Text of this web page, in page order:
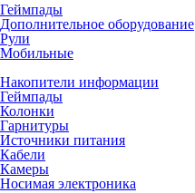
Геймпады
Дополнительное оборудование
Рули
Мобильные
Накопители информации
Геймпады
Колонки
Гарнитуры
Источники питания
Кабели
Камеры
Носимая электроника